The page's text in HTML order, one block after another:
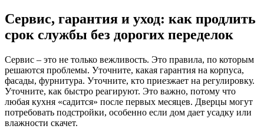
Сервис, гарантия и уход: как продлить
срок службы без дорогих переделок
Сервис – это не только вежливость. Это правила, по которым
решаются проблемы. Уточните, какая гарантия на корпуса,
фасады, фурнитура. Уточните, кто приезжает на регулировку.
Уточните, как быстро реагируют. Это важно, потому что
любая кухня «садится» после первых месяцев. Дверцы могут
потребовать подстройки, особенно если дом дает усадку или
влажности скачет.